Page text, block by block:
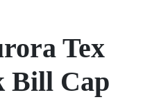
Tex
Bill Cap